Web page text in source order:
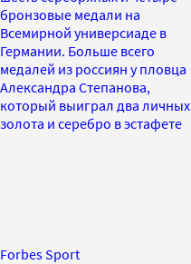
бронзовые медали на
Всемирной универсиаде в
Германии. Больше всего
медалей из россиян у пловца
Александра Степанова,
который выиграл два личных
золота и серебро в эстафете
Forbes Sport